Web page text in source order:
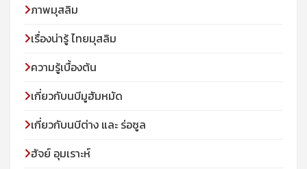
ภาพมุสลิม
เรื่องน่ารู้ ไทยมุสลิม
ความรู้เบื้องต้น
เกี่ยวกับนบีมูฮัมหมัด
เกี่ยวกับนบีต่าง และ ร่อซูล
ฮัจย์ อุมเราะห์